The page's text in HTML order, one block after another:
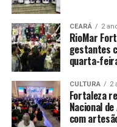
CEARÁ 2
RioMar
gestantes
quarta-
CULTURA 2
Fortaleza
Nacional
com